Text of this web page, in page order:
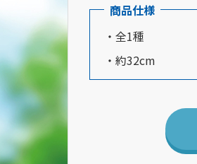
商品仕様
・全1種
・約32cm